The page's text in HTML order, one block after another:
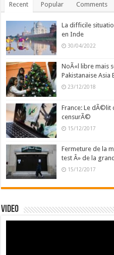
Recent Popular Comments
La difficile
en Inde
30/04/2022
NoÃ«l libre mais
Pakistanaise Asia
23/12/2018
France: Le dÃ©lit
censurÃ©
15/12/2017
Fermeture de la
test Â» de la
15/12/2017
Video